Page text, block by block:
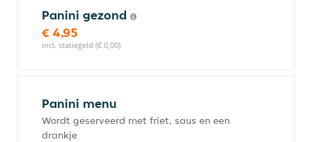
Panini gezond
€ 4,95
incl. statiegeld (€ 0,00)
Panini menu
Wordt geserveerd met friet, saus en een
drankje